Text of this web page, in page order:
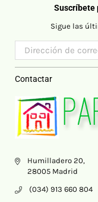
Suscríbete
Sigue las
Contactar
Humilladero 20,
28005 Madrid
(034) 913 660 804